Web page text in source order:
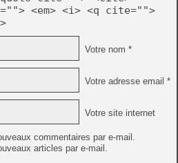
<em> <i> <q cite="">
Votre nom *
Votre adresse email *
Votre site internet
commentaires par e-mail.
articles par e-mail.